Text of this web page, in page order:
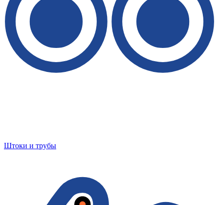
Штоки и трубы